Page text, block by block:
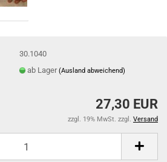
30.1040
ab Lager(Ausland abweichend)
27,30 EUR
zzgl. 19% MwSt. zzgl. Versand